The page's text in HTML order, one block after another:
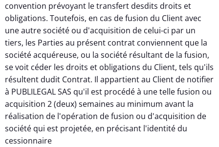
convention prévoyant le transfert desdits droits et
obligations. Toutefois, en cas de fusion du Client avec
une autre société ou d'acquisition de celui-ci par un
tiers, les Parties au présent contrat conviennent que la
société acquéreuse, ou la société résultant de la fusion,
se voit céder les droits et obligations du Client, tels qu'ils
résultent dudit Contrat. Il appartient au Client de notifier
à PUBLILEGAL SAS qu'il est procédé à une telle fusion ou
acquisition 2 (deux) semaines au minimum avant la
réalisation de l'opération de fusion ou d'acquisition de
société qui est projetée, en précisant l'identité du
cessionnaire